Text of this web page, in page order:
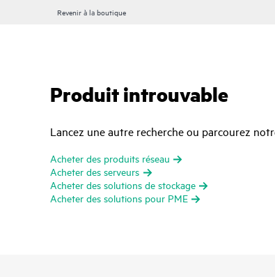
Revenir à la boutique
Produit introuvable
Lancez une autre recherche ou parcourez
Acheter des produits réseau
Acheter des serveurs
Acheter des solutions de stockage
Acheter des solutions pour PME